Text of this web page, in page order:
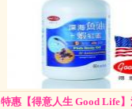
特惠【得意人生 Good Life